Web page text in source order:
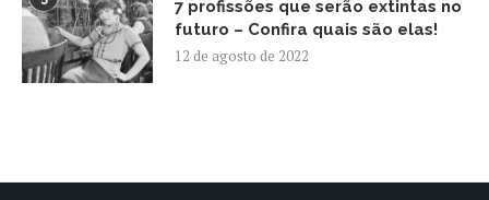
7 profissões que serão extintas no
futuro – Confira quais são elas!
12 de agosto de 2022